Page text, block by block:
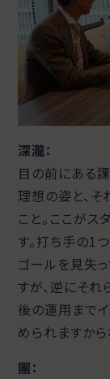
深瀧：
目の前にある
理想の姿と、
こと。ここが
す。打ち手の1
ゴールを見失
すが、逆にそ
後の運用まで
められますから
團：